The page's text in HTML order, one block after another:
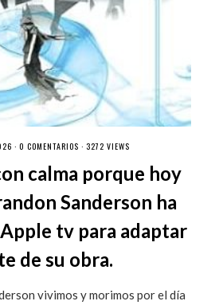
· 0 COMENTARIOS · 3272 VIEWS
calma porque hoy
Sanderson ha
tv para adaptar
de su obra.
vivimos y morimos por el día